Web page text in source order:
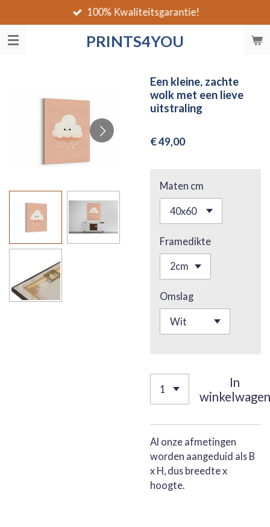
direct
naar
PRINTS4YOU
100% Kwaliteitsgarantie!
Een kleine, zachte
wolk met een lieve
uitstraling
€ 49,00
Maten cm
Framedikte
Omslag
In
winkelwagen
Al onze afmetingen
worden aangeduid als B
x H, dus breedte x
hoogte.